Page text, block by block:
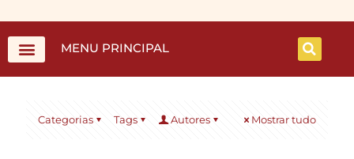
MENU PRINCIPAL
Categorias Tags Autores Mostrar tudo